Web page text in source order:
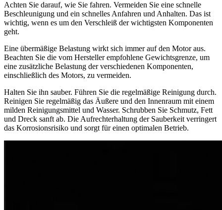
Achten Sie darauf, wie Sie fahren. Vermeiden Sie eine schnelle
Beschleunigung und ein schnelles Anfahren und Anhalten. Das ist
wichtig, wenn es um den Verschleiß der wichtigsten Komponenten
geht.
Eine übermäßige Belastung wirkt sich immer auf den Motor aus.
Beachten Sie die vom Hersteller empfohlene Gewichtsgrenze, um
eine zusätzliche Belastung der verschiedenen Komponenten,
einschließlich des Motors, zu vermeiden.
Halten Sie ihn sauber. Führen Sie die regelmäßige Reinigung durch.
Reinigen Sie regelmäßig das Äußere und den Innenraum mit einem
milden Reinigungsmittel und Wasser. Schrubben Sie Schmutz, Fett
und Dreck sanft ab. Die Aufrechterhaltung der Sauberkeit verringert
das Korrosionsrisiko und sorgt für einen optimalen Betrieb.